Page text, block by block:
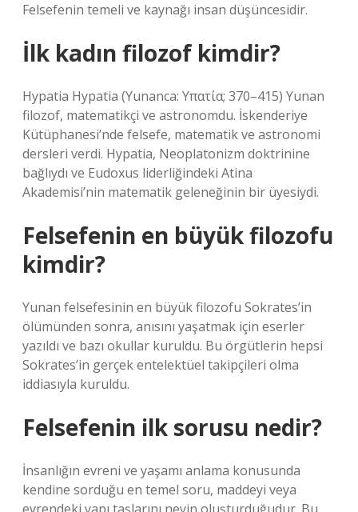
Felsefenin temeli ve kaynağı insan düşüncesidir.
İlk kadın filozof kimdir?
Hypatia Hypatia (Yunanca: Υπατία; 370–415) Yunan
filozof, matematikçi ve astronomdu. İskenderiye
Kütüphanesi’nde felsefe, matematik ve astronomi
dersleri verdi. Hypatia, Neoplatonizm doktrinine
bağlıydı ve Eudoxus liderliğindeki Atina
Akademisi’nin matematik geleneğinin bir üyesiydi.
Felsefenin en büyük filozofu
kimdir?
Yunan felsefesinin en büyük filozofu Sokrates’in
ölümünden sonra, anısını yaşatmak için eserler
yazıldı ve bazı okullar kuruldu. Bu örgütlerin hepsi
Sokrates’in gerçek entelektüel takipçileri olma
iddiasıyla kuruldu.
Felsefenin ilk sorusu nedir?
İnsanlığın evreni ve yaşamı anlama konusunda
kendine sorduğu en temel soru, maddeyi veya